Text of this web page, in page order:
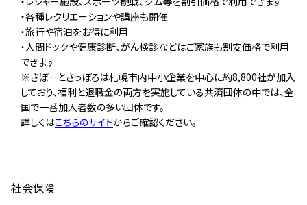
・各種レクリエーションや講座も開催
・旅行や宿泊をお得に利用
・人間ドックや健康診断、がん検診などはご家族も割安価格で利用
できます
※さぽーとさっぽろは札幌市内中小企業を中心に約8,800社が加入
しており、福利と退職金の両方を実施している共済団体の中では、全
国で一番加入者数の多い団体です。
詳しくはこちらのサイトからご確認ください。
社会保険